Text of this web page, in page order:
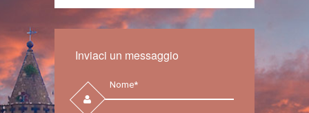
Inviaci un messaggio